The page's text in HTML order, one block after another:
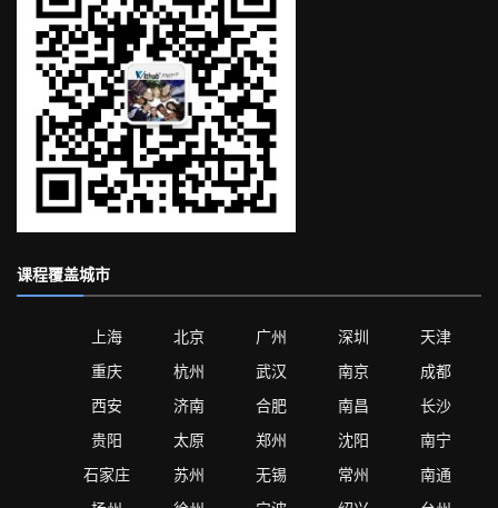
课程覆盖城市
上海 北京 广州 深圳
天津
重庆
杭州 武汉 南京
成都
西安
济南 合肥 南昌
长沙
贵阳
太原 郑州 沈阳
南宁
石家庄
苏州 无锡 常州
南通